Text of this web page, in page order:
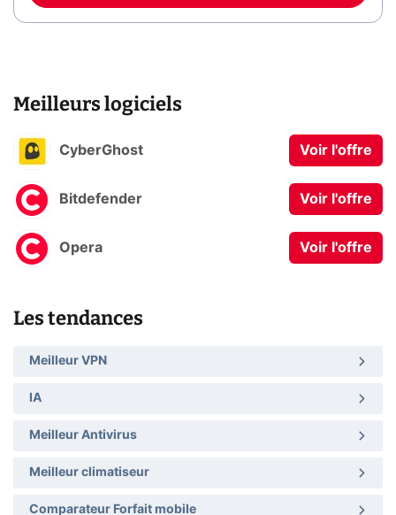
Meilleurs logiciels
CyberGhost Voir l'offre
Bitdefender Voir l'offre
Opera Voir l'offre
Les tendances
Meilleur VPN
IA
Meilleur Antivirus
Meilleur climatiseur
Comparateur Forfait mobile